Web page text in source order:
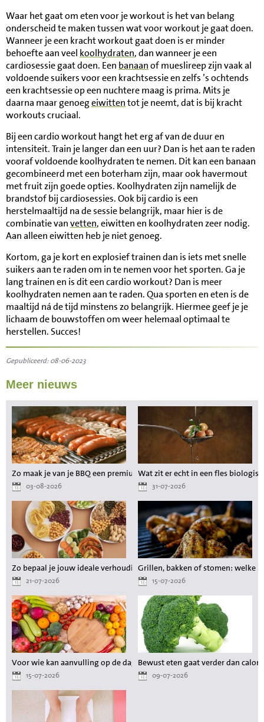
Waar het gaat om eten voor je workout is het van belang
onderscheid te maken tussen wat voor workout je gaat doen.
Wanneer je een kracht workout gaat doen is er minder
behoefte aan veel koolhydraten, dan wanneer je een
cardiosessie gaat doen. Een banaanof mueslireep zijn vaak al
voldoende suikers voor een krachtsessie en zelfs ’s ochtends
een krachtsessie op een nuchtere maag is prima. Mits je
daarna maar genoegeiwittentot je neemt, dat is bij kracht
workouts cruciaal.
Bij een cardio workout hangt het erg af van de duur en
intensiteit. Train je langer dan een uur? Dan is het aan te raden
vooraf voldoende koolhydraten te nemen. Dit kan een banaan
gecombineerd met een boterham zijn, maar ook havermout
met fruit zijn goede opties. Koolhydraten zijn namelijk de
brandstof bij cardiosessies. Ook bij cardio is een
herstelmaaltijd na de sessie belangrijk, maar hier is de
combinatie vanvetten, eiwitten en koolhydraten zeer nodig.
Aan alleen eiwitten heb je niet genoeg.
Kortom, ga je kort en explosief trainen dan is iets met snelle
suikers aan te raden om in te nemen voor het sporten. Ga je
lang trainen en is dit een cardio workout? Dan is meer
koolhydraten nemen aan te raden. Qua sporten en eten is de
maaltijd ná de tijd minstens zo belangrijk. Hiermee geef je je
lichaam de bouwstoffen om weer helemaal optimaal te
herstellen. Succes!
Gepubliceerd: 08-06-2023
Meer nieuws
Zo maak je van je BBQ een premium maaltijd zonder gedoe
03-08-2026
Wat zit er echt in een fles
31-07-2026
Zo bepaal je jouw ideale verhouding aan voedingsstoffen tijdens het
21-07-2026
Grillen, bakken of stomen: welke
15-07-2026
Voor wie kan aanvulling op de dagelijkse voeding waardevol zijn?
15-07-2026
Bewust eten gaat verder dan
09-07-2026